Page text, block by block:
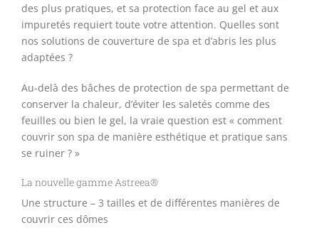
des plus pratiques, et sa protection face au gel et aux
impuretés requiert toute votre attention. Quelles sont
nos solutions de couverture de spa et d’abris les plus
adaptées ?
Au-delà des bâches de protection de spa permettant de
conserver la chaleur, d’éviter les saletés comme des
feuilles ou bien le gel, la vraie question est « comment
couvrir son spa de manière esthétique et pratique sans
se ruiner ? »
La nouvelle gamme Astreea®
Une structure – 3 tailles et de différentes manières de
couvrir ces dômes